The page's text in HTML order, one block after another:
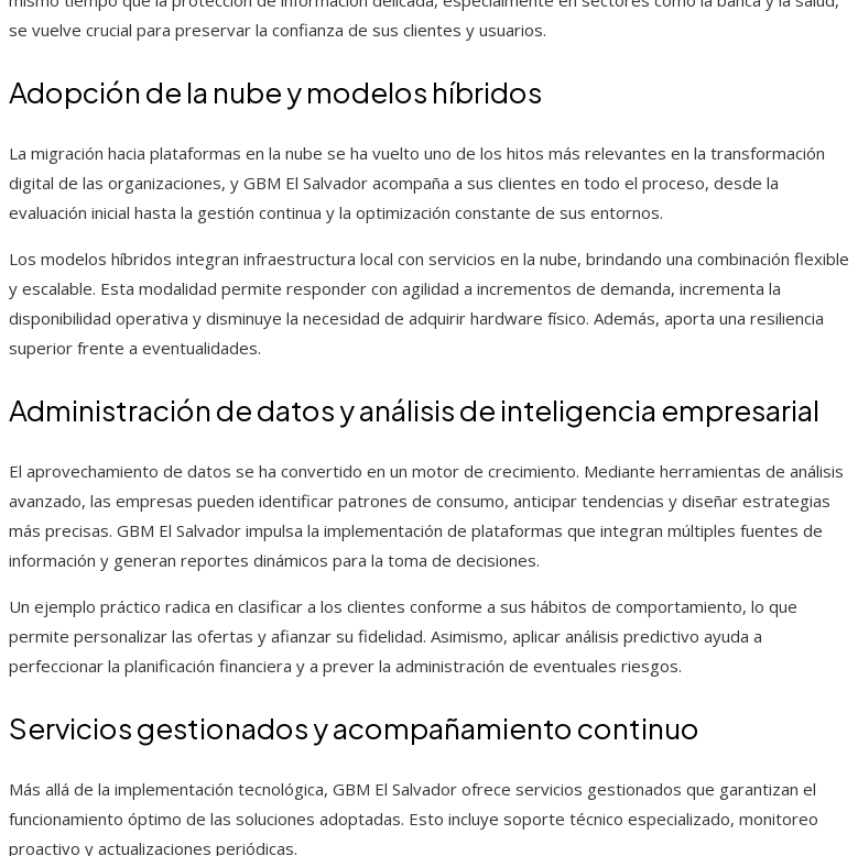
se vuelve crucial para preservar la confianza de sus clientes y usuarios.
Adopción de la nube y modelos híbridos
La migración hacia plataformas en la nube se ha vuelto uno de los hitos más relevantes en la transformación
digital de las organizaciones, y GBM El Salvador acompaña a sus clientes en todo el proceso, desde la
evaluación inicial hasta la gestión continua y la optimización constante de sus entornos.
Los modelos híbridos integran infraestructura local con servicios en la nube, brindando una combinación flexible
y escalable. Esta modalidad permite responder con agilidad a incrementos de demanda, incrementa la
disponibilidad operativa y disminuye la necesidad de adquirir hardware físico. Además, aporta una resiliencia
superior frente a eventualidades.
Administración de datos y análisis de inteligencia empresarial
El aprovechamiento de datos se ha convertido en un motor de crecimiento. Mediante herramientas de análisis
avanzado, las empresas pueden identificar patrones de consumo, anticipar tendencias y diseñar estrategias
más precisas. GBM El Salvador impulsa la implementación de plataformas que integran múltiples fuentes de
información y generan reportes dinámicos para la toma de decisiones.
Un ejemplo práctico radica en clasificar a los clientes conforme a sus hábitos de comportamiento, lo que
permite personalizar las ofertas y afianzar su fidelidad. Asimismo, aplicar análisis predictivo ayuda a
perfeccionar la planificación financiera y a prever la administración de eventuales riesgos.
Servicios gestionados y acompañamiento continuo
Más allá de la implementación tecnológica, GBM El Salvador ofrece servicios gestionados que garantizan el
funcionamiento óptimo de las soluciones adoptadas. Esto incluye soporte técnico especializado, monitoreo
proactivo y actualizaciones periódicas.